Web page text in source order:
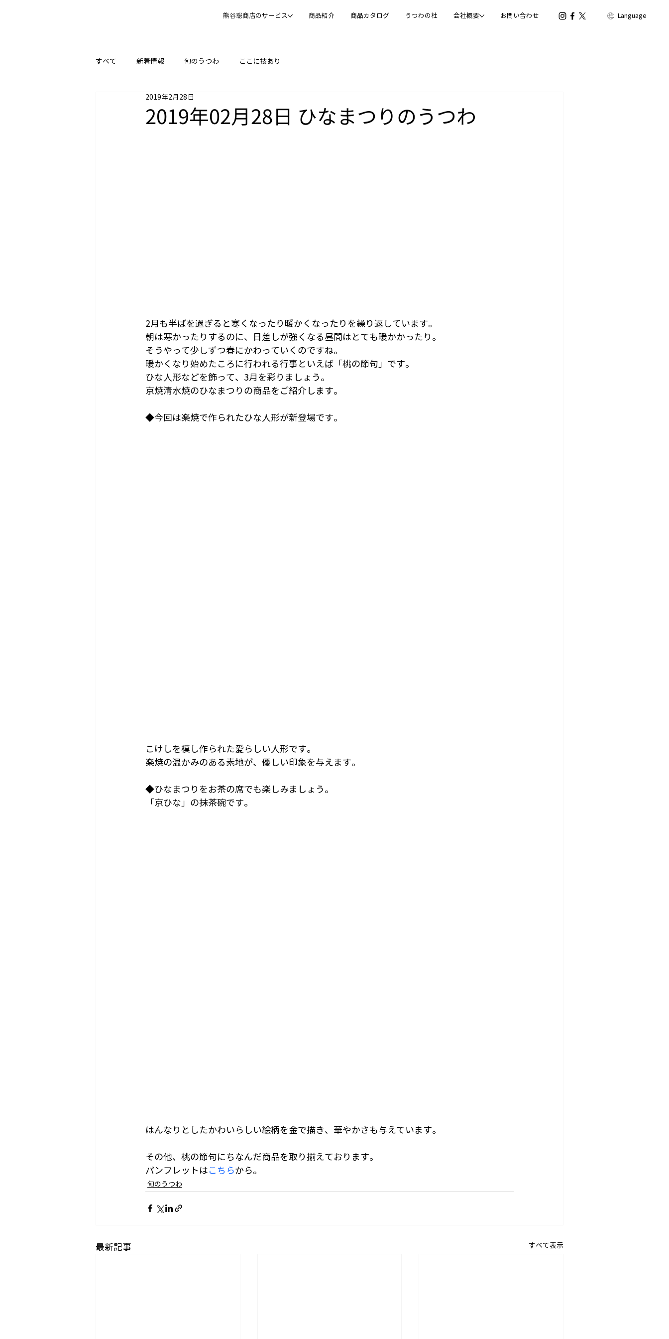
熊谷聡商店のサービス 商品紹介 商品カタログ うつわの杜 会社概要 お問い合わせ Language
すべて 新着情報 旬のうつわ ここに技あり
2019年02月28日 ひなまつりのうつわ
2019年2月28日
2月も半ばを過ぎると寒くなったり暖かくなったりを繰り返しています。
朝は寒かったりするのに、日差しが強くなる昼間はとても暖かかったり。
そうやって少しずつ春にかわっていくのですね。
暖かくなり始めたころに行われる行事といえば「桃の節句」です。
ひな人形などを飾って、3月を彩りましょう。
京焼清水焼のひなまつりの商品をご紹介します。
◆今回は楽焼で作られたひな人形が新登場です。
こけしを模し作られた愛らしい人形です。
楽焼の温かみのある素地が、優しい印象を与えます。
◆ひなまつりをお茶の席でも楽しみましょう。
「京ひな」の抹茶碗です。
はんなりとしたかわいらしい絵柄を金で描き、華やかさも与えています。
その他、桃の節句にちなんだ商品を取り揃えております。
パンフレットは こちらから。
旬のうつわ
最新記事 すべて表示